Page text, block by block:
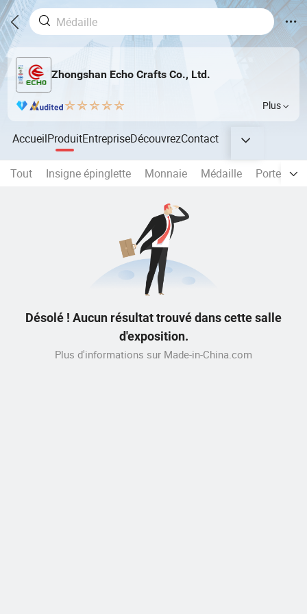
Zhongshan Echo Crafts Co., Ltd.
Plus
AccueilProduitEntrepriseDécouvrezContact
Tout Insigne épinglette Monnaie Médaille Porte-
Désolé ! Aucun résultat trouvé dans cette salle
d'exposition.
Plus d'informations sur Made-in-China.com